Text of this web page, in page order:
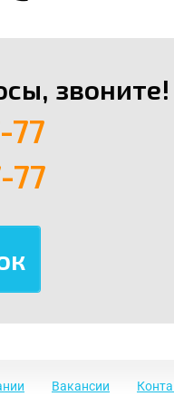
звоните!
77
77
Вакансии